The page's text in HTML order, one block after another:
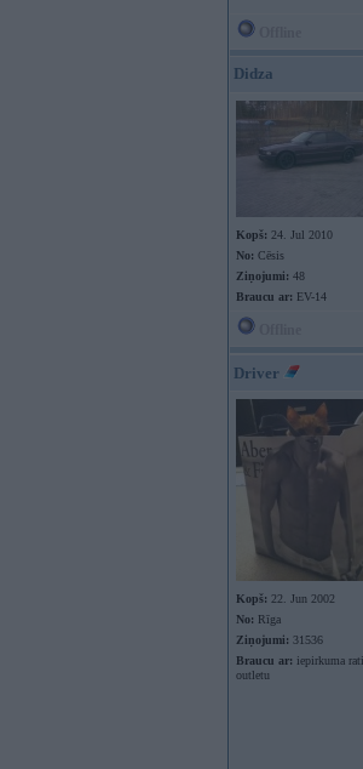
Didza
Kopš: 24. Jul 2010
No: Cēsis
Ziņojumi: 48
Braucu ar: EV-14
Driver
Kopš: 22. Jun 2002
No: Rīga
Ziņojumi: 31536
Braucu ar: iepirkuma
outletu